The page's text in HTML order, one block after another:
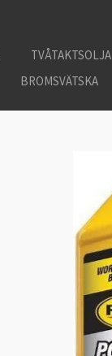
TVÅTAKTSOLJA
BROMSVÄTSKA